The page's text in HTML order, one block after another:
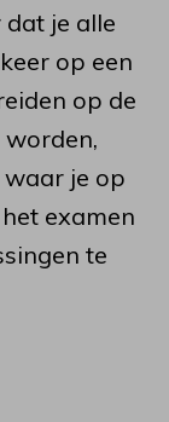
je alle
op een
op de
je op
examen
te